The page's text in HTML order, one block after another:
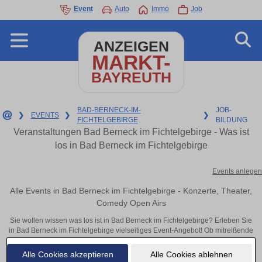
Alle Cookies akzeptieren Alle Cookies ablehnen
Event Auto Immo Job
ANZEIGEN
MARKT-
BAYREUTH
❯ EVENTS ❯
BAD-BERNECK-IM-
FICHTELGEBIRGE
❯
JOB-
BILDUNG
Veranstaltungen Bad Berneck im Fichtelgebirge - Was ist
los in Bad Berneck im Fichtelgebirge
Events anlegen
Alle Events in Bad Berneck im Fichtelgebirge - Konzerte, Theater,
Comedy Open Airs
Sie wollen wissen was los ist in Bad Berneck im Fichtelgebirge? Erleben Sie
in Bad Berneck im Fichtelgebirge vielseitiges Event-Angebot! Ob mitreißende
Konzerte, inspirierende Theateraufführungen oder aufregende
Veranstaltungen in Bad Berneck im Fichtelgebirge – hier finden alles im